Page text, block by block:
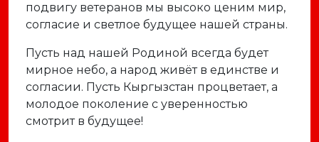
подвигу ветеранов мы высоко ценим мир,
согласие и светлое будущее нашей страны.
Пусть над нашей Родиной всегда будет
мирное небо, а народ живёт в единстве и
согласии. Пусть Кыргызстан процветает, а
молодое поколение с уверенностью
смотрит в будущее!